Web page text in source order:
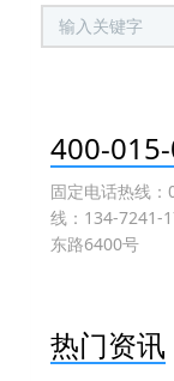
400-
固定电话热线
线：134-7241-
东路6400号
热门资讯